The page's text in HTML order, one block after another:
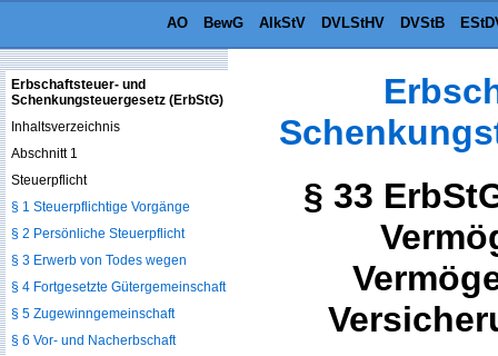
AO BewG AlkStV DVLStHV DVStB
§ 33
Erbschaftsteuer- und
Schenkungsteuergesetz (ErbStG)
Inhaltsverzeichnis
Abschnitt 1
Steuerpflicht
§ 1 Steuerpflichtige Vorgänge
§ 2 Persönliche Steuerpflicht
§ 3 Erwerb von Todes wegen
§ 4 Fortgesetzte Gütergemeinschaft
§ 5 Zugewinngemeinschaft
§ 6 Vor- und Nacherbschaft